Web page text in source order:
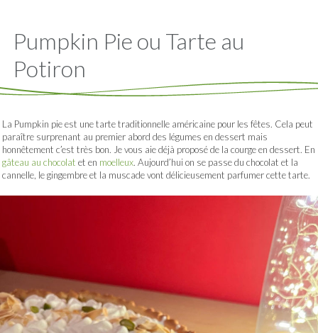
Pumpkin Pie ou Tarte au
Potiron
La Pumpkin pie est une tarte traditionnelle américaine pour les fêtes. Cela peut
paraître surprenant au premier abord des légumes en dessert mais
honnêtement c’est très bon. Je vous aie déjà proposé de la courge en dessert. En
gâteau au chocolat et en moelleux. Aujourd’hui on se passe du chocolat et la
cannelle, le gingembre et la muscade vont délicieusement parfumer cette tarte.